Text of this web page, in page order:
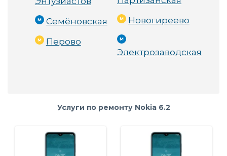
Семёновская
Перово
Новогиреево
Электрозаводская
Услуги по ремонту Nokia 6.2